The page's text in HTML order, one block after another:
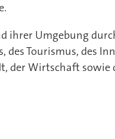
Umgebung
Tourismus, des
der Wirtschaft sowie